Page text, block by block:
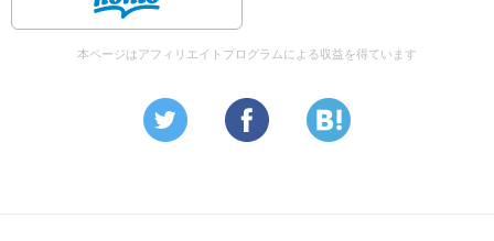
本ページはアフィリエイトプログラムによる収益を得ています